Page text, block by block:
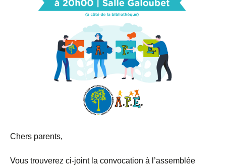
Chers parents,
Vous trouverez ci-joint la convocation à l’assemblée